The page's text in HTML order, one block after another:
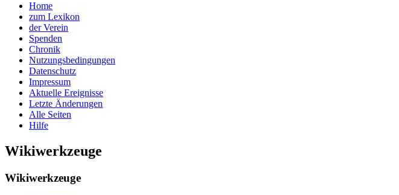
Home
zum Lexikon
der Verein
Spenden
Chronik
Nutzungsbedingungen
Datenschutz
Impressum
Aktuelle Ereignisse
Letzte Änderungen
Alle Seiten
Hilfe
Wikiwerkzeuge
Wikiwerkzeuge